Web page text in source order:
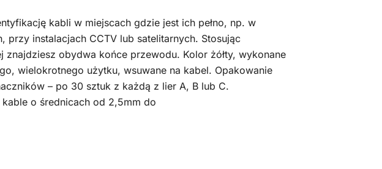
kabli w miejscach gdzie jest ich pełno, np. w
przy instalacjach CCTV lub satelitarnych. Stosując
znajdziesz obydwa końce przewodu. Kolor żółty, wykonane
wielokrotnego użytku, wsuwane na kabel. Opakowanie
– po 30 sztuk z każdą z lier A, B lub C.
o średnicach od 2,5mm do